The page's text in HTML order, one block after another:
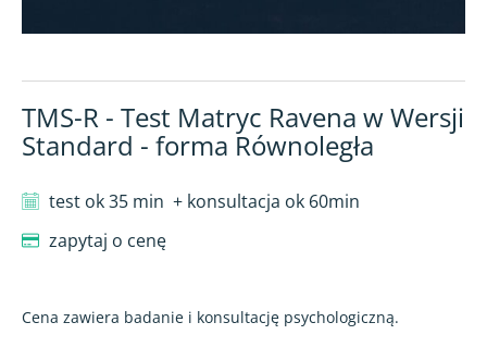
TMS-R - Test Matryc Ravena w Wersji
Standard - forma Równoległa
test ok 35 min + konsultacja ok 60min
zapytaj o cenę
Cena zawiera badanie i konsultację psychologiczną.